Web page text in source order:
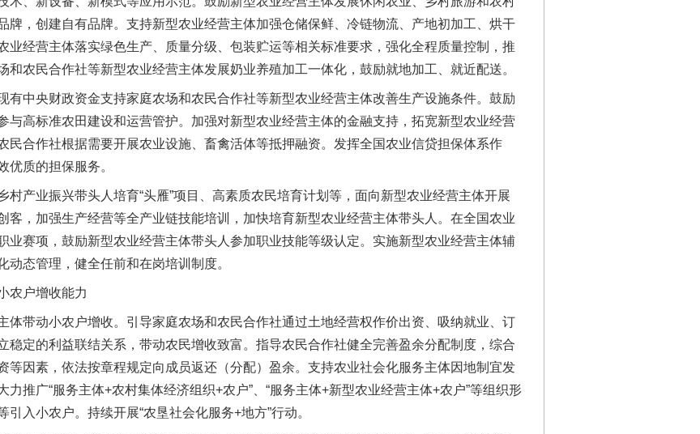
牌，创建自有品牌。支持新型农业经营主体加强仓储保鲜、冷链物流、产地初加工、烘干
业经营主体落实绿色生产、质量分级、包装贮运等相关标准要求，强化全程质量控制，推
和农民合作社等新型农业经营主体发展奶业养殖加工一体化，鼓励就地加工、就近配送。
中央财政资金支持家庭农场和农民合作社等新型农业经营主体改善生产设施条件。鼓励
与高标准农田建设和运营管护。加强对新型农业经营主体的金融支持，拓宽新型农业经营
民合作社根据需要开展农业设施、畜禽活体等抵押融资。发挥全国农业信贷担保体系作
优质的担保服务。
业振兴带头人培育“头雁”项目、高素质农民培育计划等，面向新型农业经营主体开展
客，加强生产经营等全产业链技能培训，加快培育新型农业经营主体带头人。在全国农业
业赛项，鼓励新型农业经营主体带头人参加职业技能等级认定。实施新型农业经营主体辅
态管理，健全任前和在岗培训制度。
户增收能力
带动小农户增收。引导家庭农场和农民合作社通过土地经营权作价出资、吸纳就业、订
稳定的利益联结关系，带动农民增收致富。指导农民合作社健全完善盈余分配制度，综合
等因素，依法按章程规定向成员返还（分配）盈余。支持农业社会化服务主体因地制宜发
推广“服务主体+农村集体经济组织+农户”、“服务主体+新型农业经营主体+农户”等组织形
入小农户。持续开展“农垦社会化服务+地方”行动。
茶叶“炒上天”
“神药”背后的真相